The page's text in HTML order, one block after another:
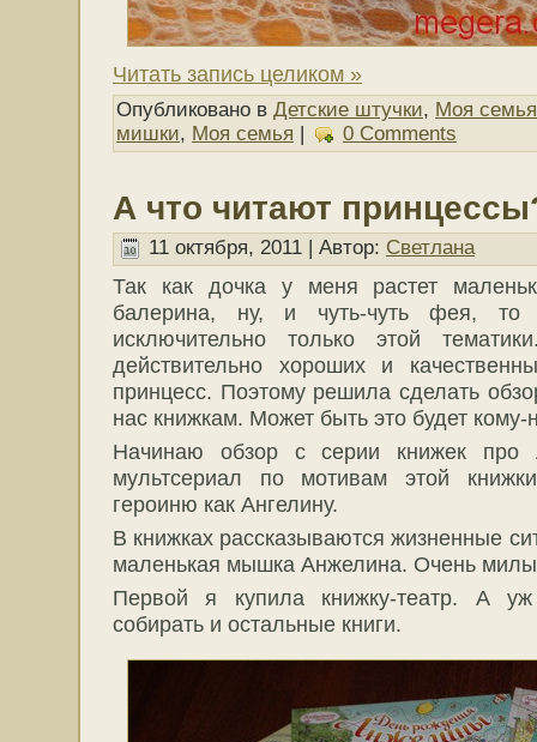
Читать запись целиком »
Опубликовано в Детские штучки, Моя семья
мишки, Моя семья | 0 Comments
А что читают
11 октября, 2011 | Автор: Светлана
Так как дочка у меня растет
балерина, ну, и чуть-чуть фея, то
исключительно только этой
действительно хороших и
принцесс. Поэтому решила сделать
нас книжкам. Может быть это будет кому-
Начинаю обзор с серии книжек про
мультсериал по мотивам этой
героиню как Ангелину.
В книжках рассказываются жизненные
маленькая мышка Анжелина. Очень
Первой я купила книжку-театр. А уж
собирать и остальные книги.